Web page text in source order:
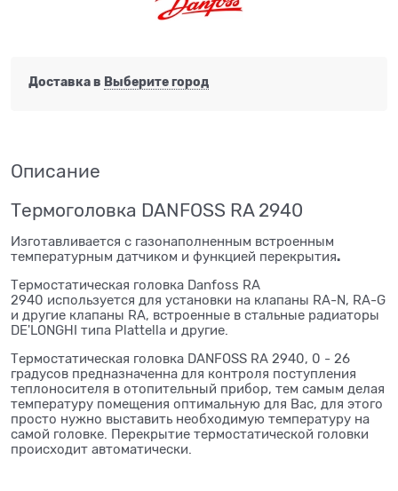
Доставка в Выберите город
Описание
Термоголовка DANFOSS RA 2940
Изготавливается с газонаполненным встроенным
температурным датчиком и функцией перекрытия.
Термостатическая головка Danfoss RA
2940 используется для установки на клапаны RA-N, RA-G
и другие клапаны RA, встроенные в стальные радиаторы
DE'LONGHI типа Plattella и другие.
Термостатическая головка DANFOSS RA 2940, 0 - 26
градусов предназначенна для контроля поступления
теплоносителя в отопительный прибор, тем самым делая
температуру помещения оптимальную для Вас, для этого
просто нужно выставить необходимую температуру на
самой головке. Перекрытие термостатической головки
происходит автоматически.